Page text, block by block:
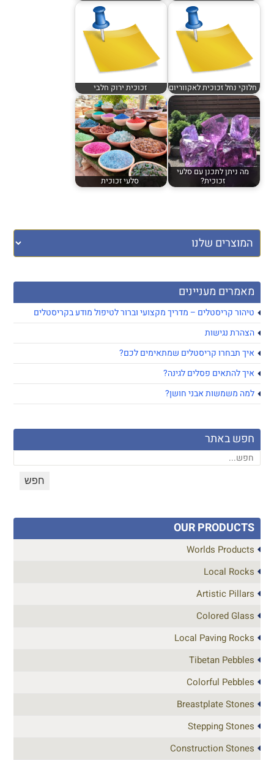
מאמרים מעניינים
טיהור קריסטלים – מדריך מקצועי וברור לטיפול מודע בקריסטלים
הצהרת נגישות
איך תבחרו קריסטלים שמתאימים לכם?
איך להתאים פסלים לגינה?
למה משמשות אבני חושן?
חפש באתר
חלוקי נחל זכוכית לאקווריום זכוכית ירוק חלבי
מה ניתן לתכנן עם סלעי
זכוכית?
סלעי זכוכית
OUR PRODUCTS
Worlds Products
Local Rocks
Artistic Pillars
Colored Glass
Local Paving Rocks
Tibetan Pebbles
Colorful Pebbles
Breastplate Stones
Stepping Stones
Construction Stones